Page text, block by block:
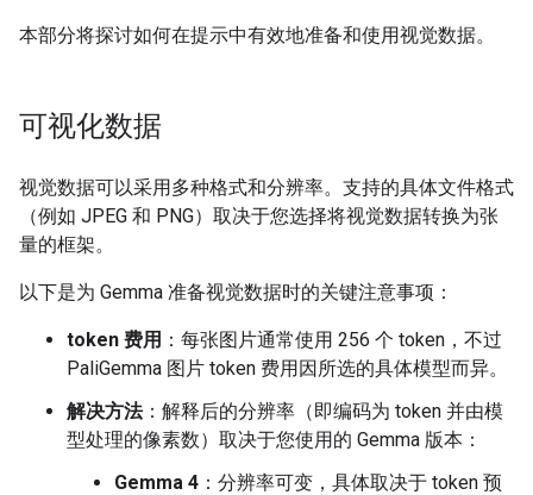
本部分将探讨如何在提示中有效地准备和使用视觉数据。
可视化数据
视觉数据可以采用多种格式和分辨率。支持的具体文件格式
（例如 JPEG 和 PNG）取决于您选择将视觉数据转换为张
量的框架。
以下是为 Gemma 准备视觉数据时的关键注意事项：
token 费用 ：每张图片通常使用 256 个 token，不过
PaliGemma 图片 token 费用因所选的具体模型而异。
解决方法：解释后的分辨率（即编码为 token 并由模
型处理的像素数）取决于您使用的 Gemma 版本：
Gemma 4 ：分辨率可变，具体取决于 token 预